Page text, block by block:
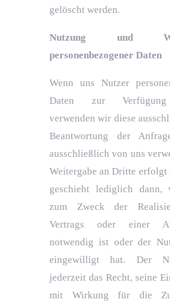
gelöscht werden.
Nutzung und
personenbezogener Daten
Wenn uns Nutzer
Daten zur
verwenden wir diese
Beantwortung der
ausschließlich von uns
Weitergabe an Dritte erfolgt
geschieht lediglich dann,
zum Zweck der
Vertrags oder einer
notwendig ist oder der
eingewilligt hat. Der
jederzeit das Recht, seine
mit Wirkung für die